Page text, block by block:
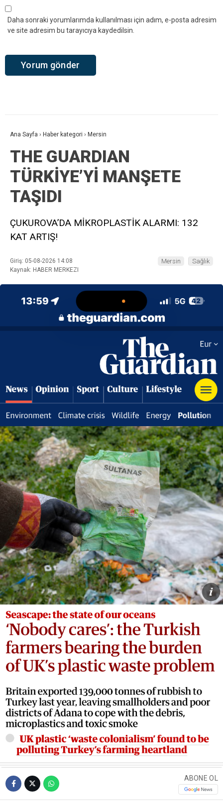
Daha sonraki yorumlarımda kullanılması için adım, e-posta adresim
ve site adresim bu tarayıcıya kaydedilsin.
Ana Sayfa › Haber kategori › Mersin
THE GUARDIAN
TÜRKİYE’Yİ MANŞETE
TAŞIDI
ÇUKUROVA’DA MİKROPLASTİK ALARMI: 132
KAT ARTIŞ!
Giriş: 05-08-2026 14:08
Kaynak: HABER MERKEZI
Mersin Sağlık
ABONE OL